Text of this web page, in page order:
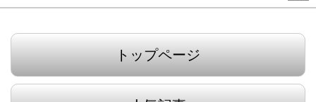
トップページ